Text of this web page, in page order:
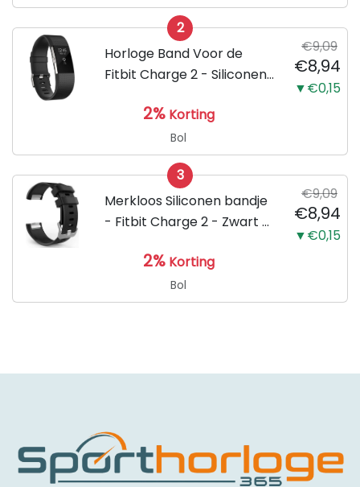
2
Horloge Band Voor de
Fitbit Charge 2 - Siliconen
Armband Large - Geschikt
voor de Activity Tracker /
Polsband / Strap Band /...
€9,09
€8,94
▼€0,15
2% Korting
Bol
3
Merkloos Siliconen bandje
- Fitbit Charge 2 - Zwart -
€9,09
€8,94
▼€0,15
2% Korting
Bol